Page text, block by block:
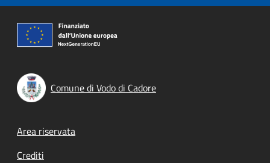
Comune di Vodo di Cadore
Footer menu
Area riservata
Crediti